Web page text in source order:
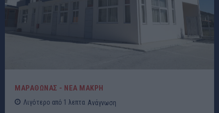
ΜΑΡΑΘΩΝΑΣ - ΝΕΑ ΜΑΚΡΗ
Λιγότερο από 1 λεπτα Ανάγνωση